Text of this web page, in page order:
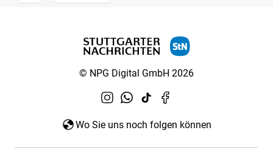
© NPG Digital GmbH 2026
Wo Sie uns noch folgen können